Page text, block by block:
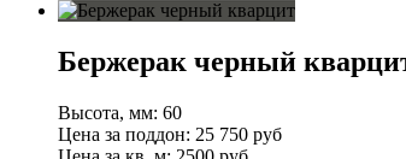
Бержерак черный
Высота, мм: 60
Цена за поддон: 25 750 руб